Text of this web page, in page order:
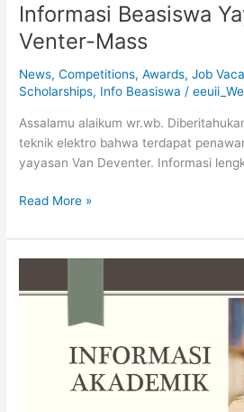
Informasi Beasiswa
Venter-Mass
News,Competitions, Awards, Job
Scholarships, Info Beasiswa /
Assalamu alaikum wr.wb.
teknik elektro bahwa terdapat
yayasan Van Deventer. Informasi
Read More »
Sertifikat
Cendekia